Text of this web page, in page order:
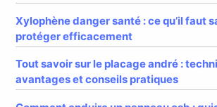
Xylophène danger santé : ce qu’il faut
protéger efficacement
Tout savoir sur le placage andré :
avantages et conseils pratiques